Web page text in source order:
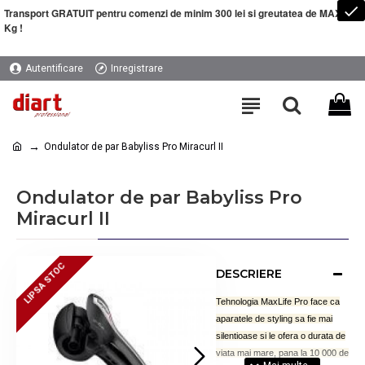
Transport GRATUIT pentru comenzi de minim 300 lei si greutatea de MAXIM 5
Kg !
Autentificare Inregistrare
Ondulator de par Babyliss Pro Miracurl II
Ondulator de par Babyliss Pro
Miracurl II
LIPSA STOC
LIPSA STOC DESCRIERE
Tehnologia MaxLife Pro face ca
aparatele de styling sa fie mai
silentioase si le ofera o durata de
viata mai mare, pana la 10 000 de